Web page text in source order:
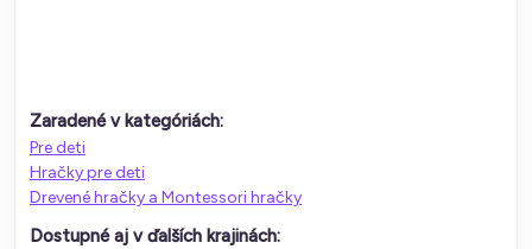
Zaradené v kategóriách:
Pre deti
Hračky pre deti
Drevené hračky a Montessori hračky
Dostupné aj v ďalších krajinách: